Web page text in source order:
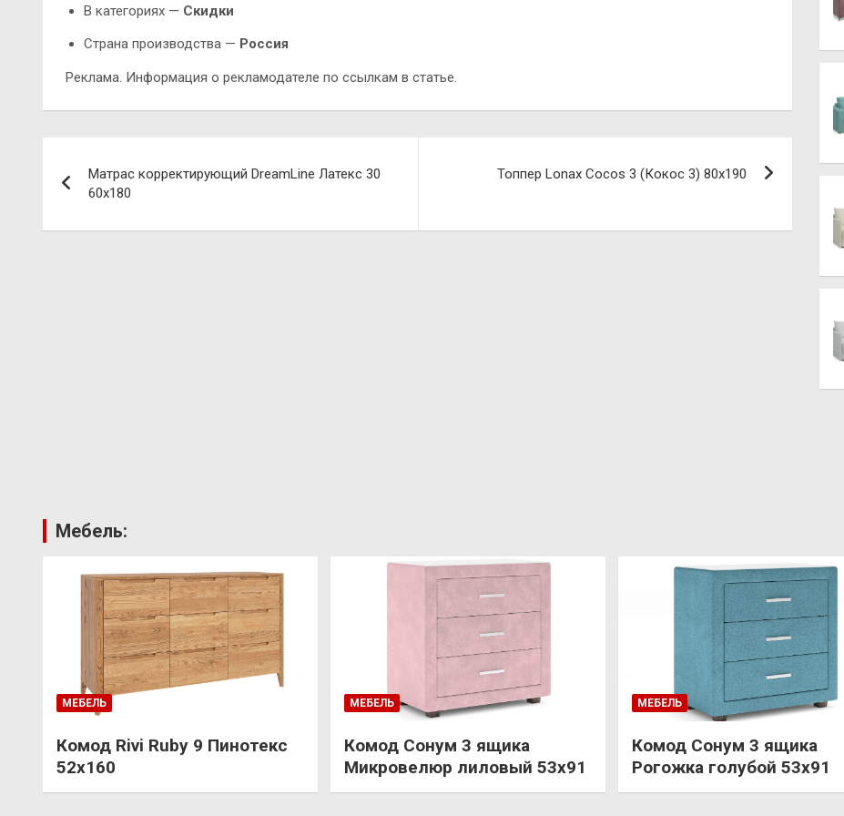
В категориях — Скидки
Страна производства — Россия
Реклама. Информация о рекламодателе по ссылкам в статье.
по
записям
Матрас корректирующий DreamLine Латекс 30
60х180
Топпер Lonax Cocos 3 (Кокос 3) 80х190
Мебель:
МЕБЕЛЬ
Комод Rivi Ruby 9 Пинотекс
52х160
МЕБЕЛЬ
Комод Сонум 3 ящика
Микровелюр лиловый 53х91
МЕБЕЛЬ
Комод Сонум 3 ящика
Рогожка голубой 53х91